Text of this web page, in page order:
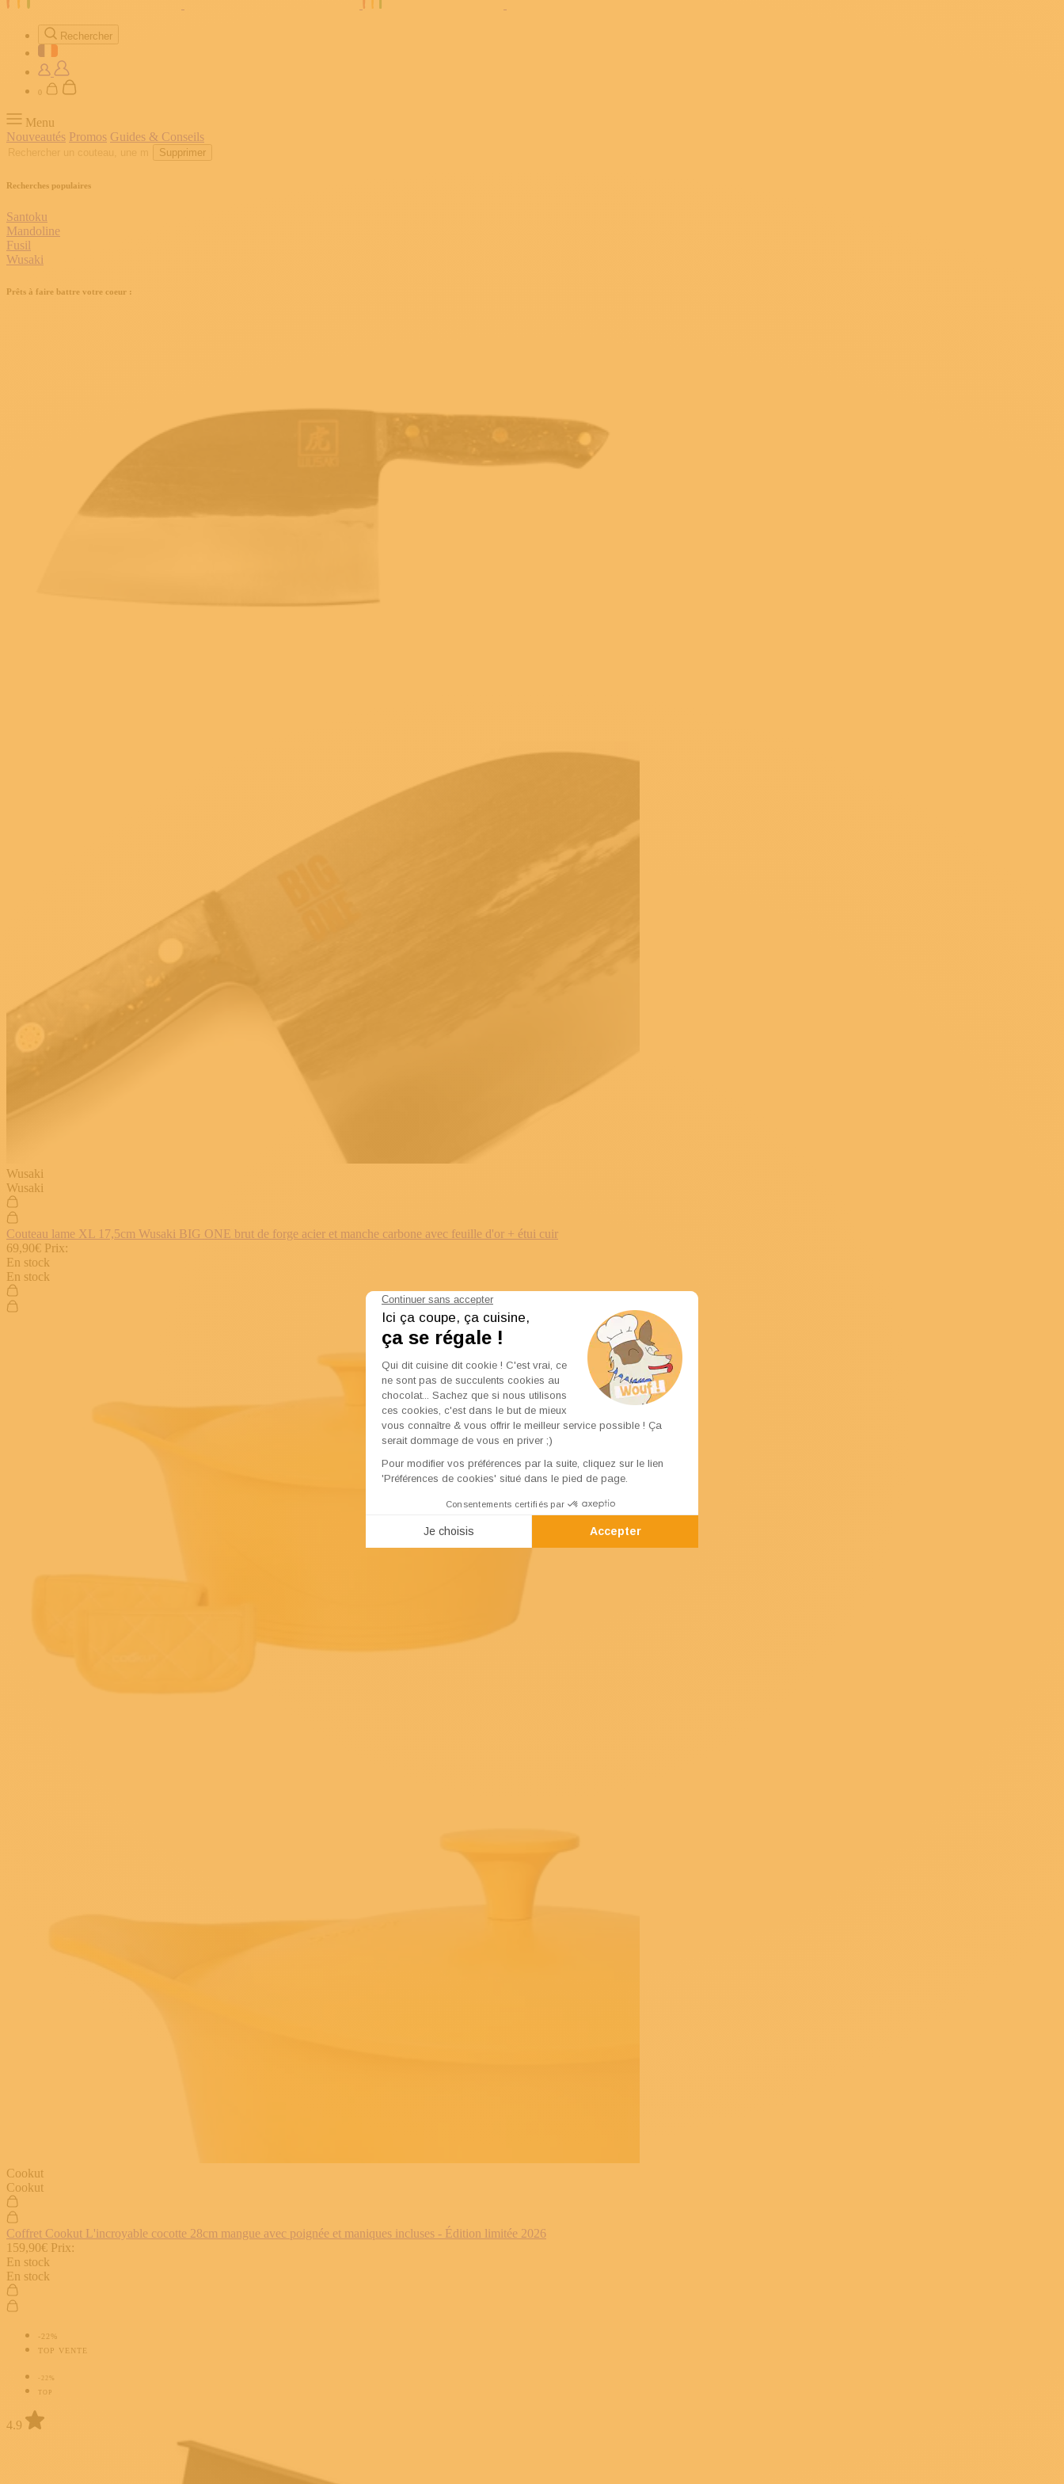
Rechercher
0
Menu
Nouveautés Promos Guides & Conseils
Supprimer
Recherches populaires
Santoku
Mandoline
Fusil
Wusaki
Prêts à faire battre votre coeur :
Wusaki
Wusaki
Couteau lame XL 17,5cm Wusaki BIG ONE brut de forge acier et manche carbone avec feuille d'or + étui cuir
69,90€ Prix:
En stock
En stock
Cookut
Cookut
Coffret Cookut L'incroyable cocotte 28cm mangue avec poignée et maniques incluses - Édition limitée 2026
159,90€ Prix:
En stock
En stock
-22%
TOP VENTE
-22%
TOP
4.9